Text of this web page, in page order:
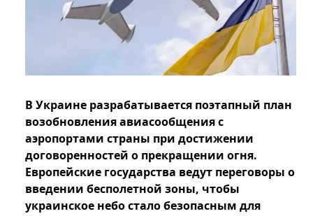
В Украине разрабатывается поэтапный план
возобновления авиасообщения с
аэропортами страны при достижении
договоренностей о прекращении огня.
Европейские государства ведут переговоры о
введении бесполетной зоны, чтобы
украинское небо стало безопасным для